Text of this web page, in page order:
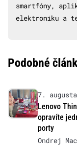
smartfóny,
elektroniku a
Podobné
7.
Lenovo
opravíte
porty
Ondrej